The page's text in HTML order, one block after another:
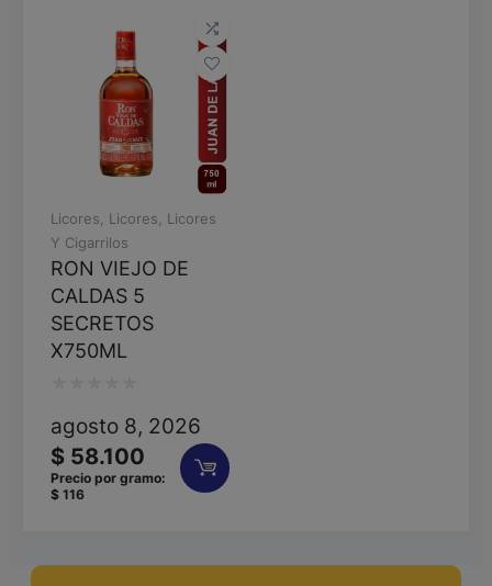
Licores Licores
Licores
Y Cigarrilos
RON VIEJO DE
CALDAS 5
SECRETOS
X750ML
con
0
de
agosto 8, 2026
$ 58.100
Precio por gramo:
$ 116